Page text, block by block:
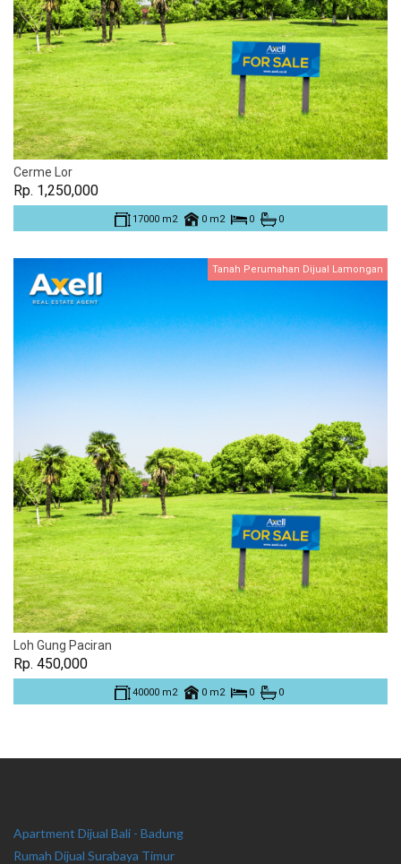
Cerme Lor
Rp. 1,250,000
17000 m2 0 m2 0 0
Tanah Perumahan Dijual Lamongan
Loh Gung Paciran
Rp. 450,000
40000 m2 0 m2 0 0
Apartment Dijual Bali - Badung
Rumah Dijual Surabaya Timur